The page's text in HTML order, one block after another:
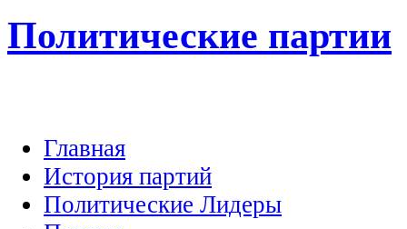
Политические партии
Главная
История партий
Политические Лидеры